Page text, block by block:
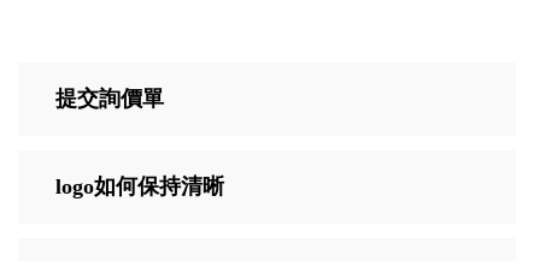
提交詢價單
logo如何保持清晰